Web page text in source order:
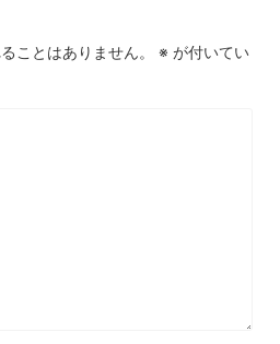
ことはありません。 ※ が付いてい